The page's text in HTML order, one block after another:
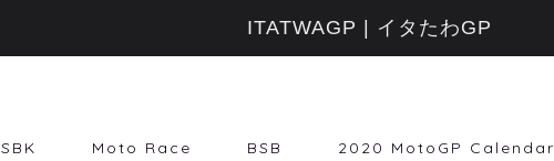
SBK Moto Race BSB 2020 MotoGP Calendar
ITATWAGP | イタたわGP